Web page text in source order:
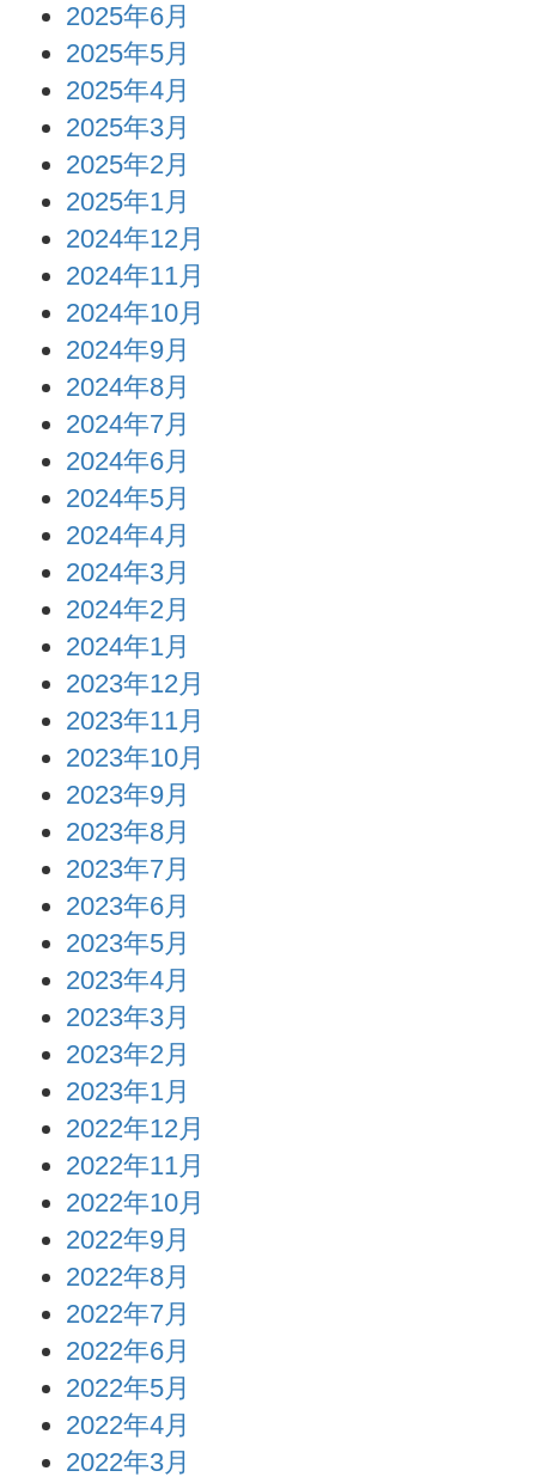
2025年6月
2025年5月
2025年4月
2025年3月
2025年2月
2025年1月
2024年12月
2024年11月
2024年10月
2024年9月
2024年8月
2024年7月
2024年6月
2024年5月
2024年4月
2024年3月
2024年2月
2024年1月
2023年12月
2023年11月
2023年10月
2023年9月
2023年8月
2023年7月
2023年6月
2023年5月
2023年4月
2023年3月
2023年2月
2023年1月
2022年12月
2022年11月
2022年10月
2022年9月
2022年8月
2022年7月
2022年6月
2022年5月
2022年4月
2022年3月